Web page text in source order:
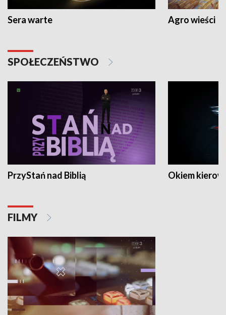
Sera warte Agro wieści
SPOŁECZEŃSTWO
PrzyStań nad Biblią Okiem
FILMY